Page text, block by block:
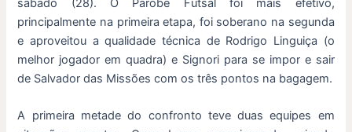
sábado (28). O Parobé Futsal foi mais efetivo,
principalmente na primeira etapa, foi soberano na segunda
e aproveitou a qualidade técnica de Rodrigo Linguiça (o
melhor jogador em quadra) e Signori para se impor e sair
de Salvador das Missões com os três pontos na bagagem.
A primeira metade do confronto teve duas equipes em